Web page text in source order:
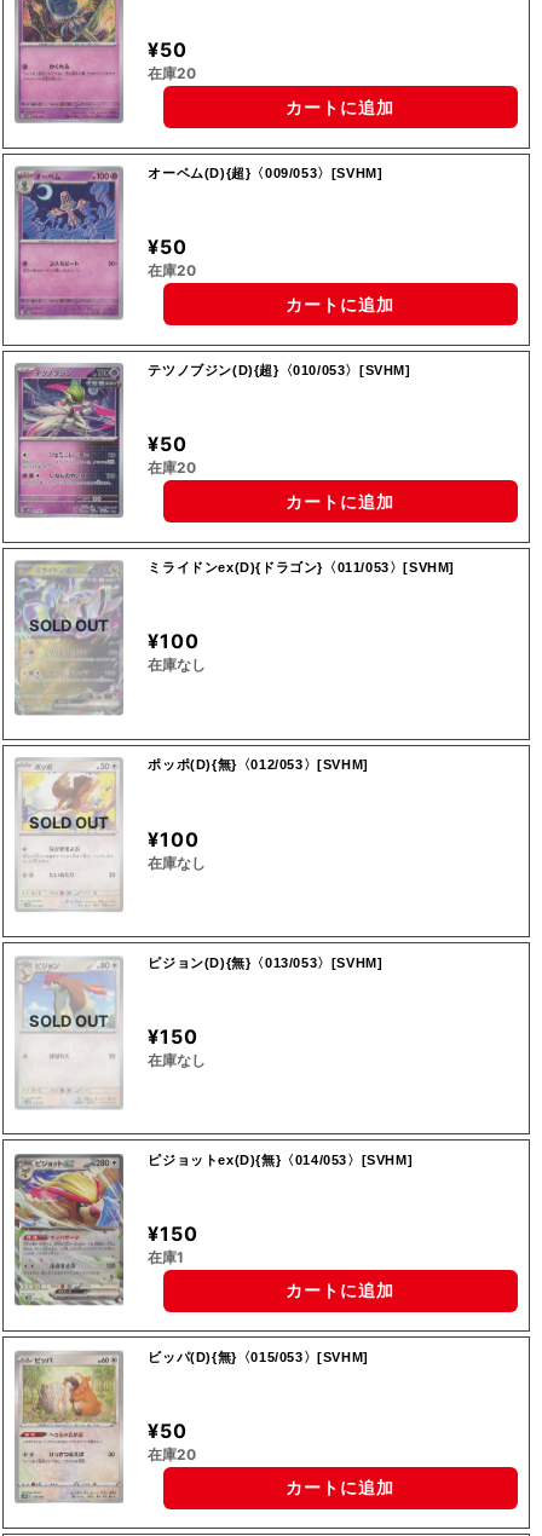
¥50
在庫20
カートに追加
オーベム(D){超}〈009/053〉[SVHM]
¥50
在庫20
カートに追加
テツノブジン(D){超}〈010/053〉[SVHM]
¥50
在庫20
カートに追加
SOLD OUT
ミライドンex(D){ドラゴン}〈011/053〉[SVHM]
¥100
在庫なし
SOLD OUT
ポッポ(D){無}〈012/053〉[SVHM]
¥100
在庫なし
SOLD OUT
ピジョン(D){無}〈013/053〉[SVHM]
¥150
在庫なし
ピジョットex(D){無}〈014/053〉[SVHM]
¥150
在庫1
カートに追加
ビッパ(D){無}〈015/053〉[SVHM]
¥50
在庫20
カートに追加